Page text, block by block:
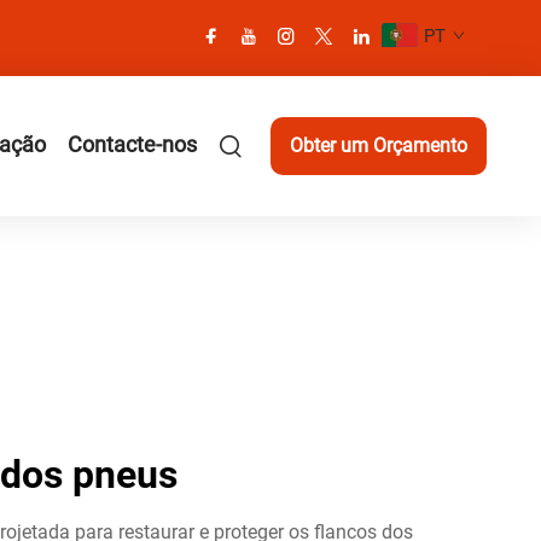
PT
Contacte-nos Obter um Orçamento
pneus
para restaurar e proteger os flancos dos